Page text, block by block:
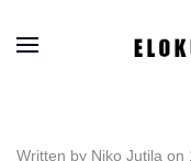
Written by Niko Jutila on